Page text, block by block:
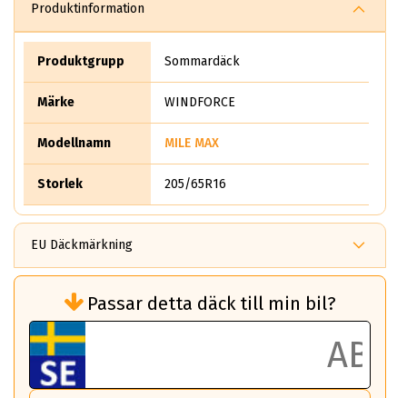
Produktinformation
Produktgrupp Sommardäck
Märke WINDFORCE
Modellnamn MILE MAX
Storlek 205/65R16
EU Däckmärkning
bränsleförbrukningen)
Det ska vara en betygsskala från klass A
till G för rullmotstånd.
Ett klass A däck kommer ha 6,5% bättre
bränsleförbrukning än ett klass G däck.
Passar detta däck till min bil?